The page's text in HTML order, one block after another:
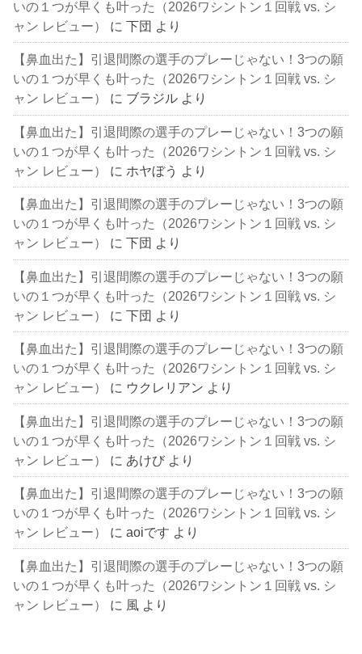
いの１つが早くも叶った（2026ワシントン１回戦 vs. シ
ャン レビュー）
に下団 より
【鼻血出た】引退間際の選手のプレーじゃない！3つの願
いの１つが早くも叶った（2026ワシントン１回戦 vs. シ
ャン レビュー）
に ブラジル より
【鼻血出た】引退間際の選手のプレーじゃない！3つの願
いの１つが早くも叶った（2026ワシントン１回戦 vs. シ
ャン レビュー）
に ホヤぼう より
【鼻血出た】引退間際の選手のプレーじゃない！3つの願
いの１つが早くも叶った（2026ワシントン１回戦 vs. シ
ャン レビュー）
に下団 より
【鼻血出た】引退間際の選手のプレーじゃない！3つの願
いの１つが早くも叶った（2026ワシントン１回戦 vs. シ
ャン レビュー）
に下団 より
【鼻血出た】引退間際の選手のプレーじゃない！3つの願
いの１つが早くも叶った（2026ワシントン１回戦 vs. シ
ャン レビュー）
に ウクレリアン より
【鼻血出た】引退間際の選手のプレーじゃない！3つの願
いの１つが早くも叶った（2026ワシントン１回戦 vs. シ
ャン レビュー）
に あけび より
【鼻血出た】引退間際の選手のプレーじゃない！3つの願
いの１つが早くも叶った（2026ワシントン１回戦 vs. シ
ャン レビュー）
にaoiです より
【鼻血出た】引退間際の選手のプレーじゃない！3つの願
いの１つが早くも叶った（2026ワシントン１回戦 vs. シ
ャン レビュー）
に 風 より